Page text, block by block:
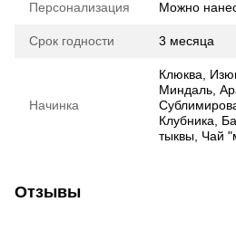
Персонализация Можно
Срок годности 3 месяца
Начинка
Клюква,
Миндаль,
Клубника,
тыквы, Чай
Отзывы